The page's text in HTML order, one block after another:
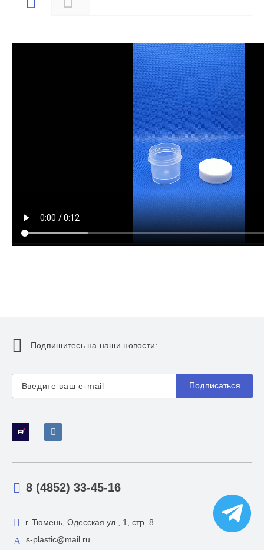
Подпишитесь на наши новости:
Подписаться
8 (4852) 33-45-16
г. Тюмень, Одесская ул., 1, стр. 8
s-plastic@mail.ru